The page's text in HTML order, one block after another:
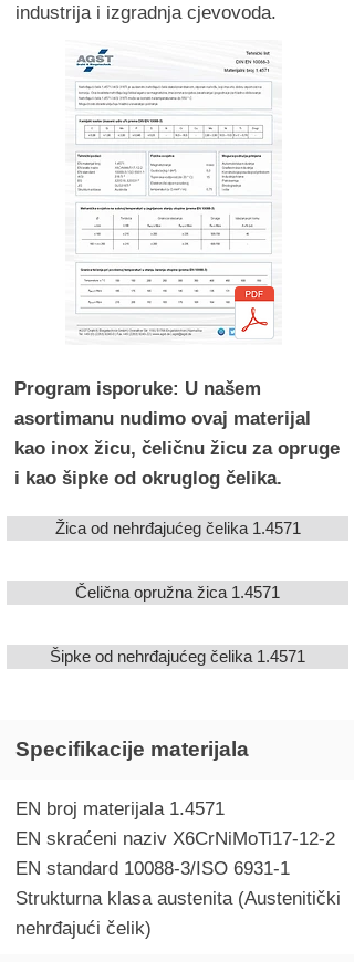
industrija i izgradnja cjevovoda.
Program isporuke: U našem
asortimanu nudimo ovaj materijal
kao inox žicu, čeličnu žicu za opruge
i kao šipke od okruglog čelika.
Žica od nehrđajućeg čelika 1.4571
Čelična opružna žica 1.4571
Šipke od nehrđajućeg čelika 1.4571
Specifikacije materijala
EN broj materijala 1.4571
EN skraćeni naziv X6CrNiMoTi17-12-2
EN standard 10088-3/ISO 6931-1
Strukturna klasa austenita (Austenitički
nehrđajući čelik)